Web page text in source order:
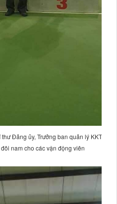
Đảng ủy, Trưởng ban quản lý KKT
nam cho các vận động viên